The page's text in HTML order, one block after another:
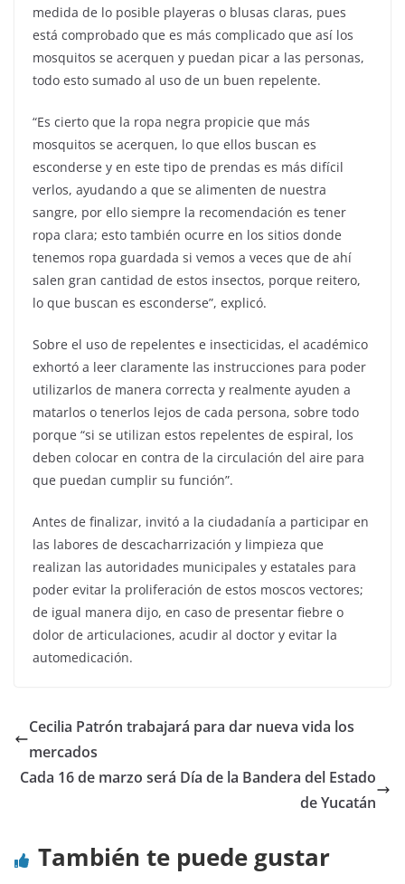
medida de lo posible playeras o blusas claras, pues
está comprobado que es más complicado que así los
mosquitos se acerquen y puedan picar a las personas,
todo esto sumado al uso de un buen repelente.
“Es cierto que la ropa negra propicie que más
mosquitos se acerquen, lo que ellos buscan es
esconderse y en este tipo de prendas es más difícil
verlos, ayudando a que se alimenten de nuestra
sangre, por ello siempre la recomendación es tener
ropa clara; esto también ocurre en los sitios donde
tenemos ropa guardada si vemos a veces que de ahí
salen gran cantidad de estos insectos, porque reitero,
lo que buscan es esconderse”, explicó.
Sobre el uso de repelentes e insecticidas, el académico
exhortó a leer claramente las instrucciones para poder
utilizarlos de manera correcta y realmente ayuden a
matarlos o tenerlos lejos de cada persona, sobre todo
porque “si se utilizan estos repelentes de espiral, los
deben colocar en contra de la circulación del aire para
que puedan cumplir su función”.
Antes de finalizar, invitó a la ciudadanía a participar en
las labores de descacharrización y limpieza que
realizan las autoridades municipales y estatales para
poder evitar la proliferación de estos moscos vectores;
de igual manera dijo, en caso de presentar fiebre o
dolor de articulaciones, acudir al doctor y evitar la
automedicación.
Cecilia Patrón trabajará para dar nueva vida los
mercados
Cada 16 de marzo será Día de la Bandera del Estado
de Yucatán
También te puede gustar